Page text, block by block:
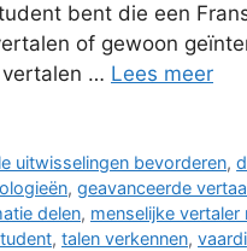
bent die een
of gewoon
vertalen … Lees meer
uitwisselingen bevorderen,
, geavanceerde
delen, menselijke vertaler
, talen verkennen,